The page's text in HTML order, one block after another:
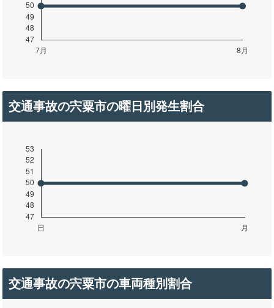
交通事故の宍粟市の曜日別発生割合
交通事故の宍粟市の車両種別割合